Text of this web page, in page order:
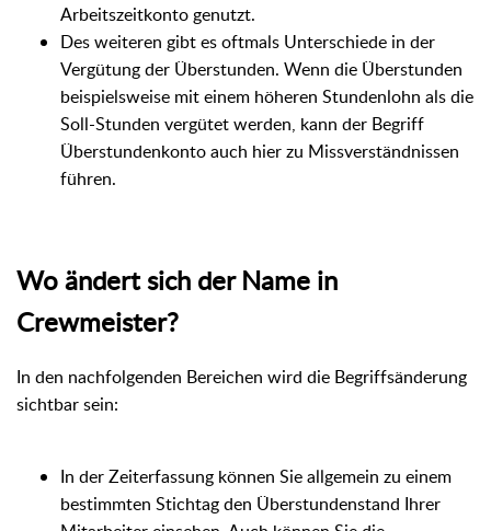
Arbeitszeitkonto genutzt.
Des weiteren gibt es oftmals Unterschiede in der
Vergütung der Überstunden. Wenn die Überstunden
beispielsweise mit einem höheren Stundenlohn als die
Soll-Stunden vergütet werden, kann der Begriff
Überstundenkonto auch hier zu Missverständnissen
führen.
Wo ändert sich der Name in
Crewmeister?
In den nachfolgenden Bereichen wird die Begriffsänderung
sichtbar sein:
In der Zeiterfassung können Sie allgemein zu einem
bestimmten Stichtag den Überstundenstand Ihrer